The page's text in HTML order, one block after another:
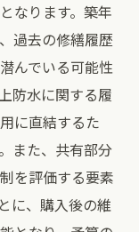
なります。築年
過去の修繕履歴
んでいる可能性
防水に関する履
に直結するた
また、共有部分
を評価する要素
に、購入後の維